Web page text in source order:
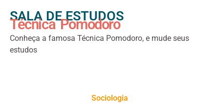
SALA DE ESTUDOS
Técnica Pomodoro
Conheça a famosa Técnica Pomodoro, e mude seus
estudos
Sociologia